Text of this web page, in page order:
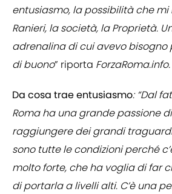
entusiasmo, la possibilità che
Ranieri, la società, la Proprietà.
adrenalina di cui avevo bisogno
di buono” riporta ForzaRoma.info.
Da cosa trae entusiasmo: “Dal
Roma ha una grande passione
raggiungere dei grandi
sono tutte le condizioni perché
molto forte, che ha voglia di far
di portarla a livelli alti. C’è una